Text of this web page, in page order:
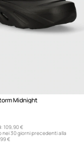
Midnight
109,90 €
nei 30 giorni precedenti alla
€